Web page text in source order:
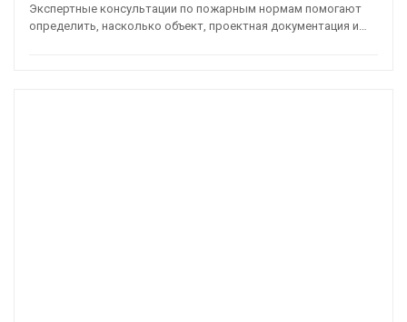
Экспертные консультации по пожарным нормам помогают
определить, насколько объект, проектная документация и…